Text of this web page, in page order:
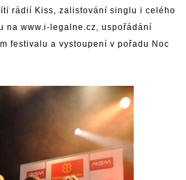
rádií Kiss, zalistování singlu i celého
na www.i-legalne.cz, uspořádání
festivalu a vystoupení v pořadu Noc